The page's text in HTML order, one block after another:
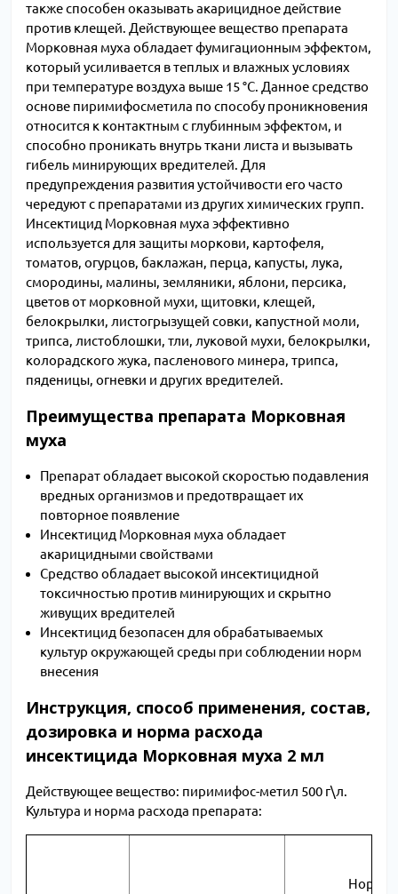
также способен оказывать акарицидное действие
против клещей. Действующее вещество препарата
Морковная муха обладает фумигационным эффектом,
который усиливается в теплых и влажных условиях
при температуре воздуха выше 15 °С. Данное средство
основе пиримифосметила по способу проникновения
относится к контактным с глубинным эффектом, и
способно проникать внутрь ткани листа и вызывать
гибель минирующих вредителей. Для
предупреждения развития устойчивости его часто
чередуют с препаратами из других химических групп.
Инсектицид Морковная муха эффективно
используется для защиты моркови, картофеля,
томатов, огурцов, баклажан, перца, капусты, лука,
смородины, малины, земляники, яблони, персика,
цветов от морковной мухи, щитовки, клещей,
белокрылки, листогрызущей совки, капустной моли,
трипса, листоблошки, тли, луковой мухи, белокрылки,
колорадского жука, пасленового минера, трипса,
пяденицы, огневки и других вредителей.
Преимущества препарата Морковная
муха
Препарат обладает высокой скоростью подавления
вредных организмов и предотвращает их
повторное появление
Инсектицид Морковная муха обладает
акарицидными свойствами
Средство обладает высокой инсектицидной
токсичностью против минирующих и скрытно
живущих вредителей
Инсектицид безопасен для обрабатываемых
культур окружающей среды при соблюдении норм
внесения
Инструкция, способ применения, состав,
дозировка и норма расхода
инсектицида Морковная муха 2 мл
Действующее вещество: пиримифос-метил 500 г\л.
Культура и норма расхода препарата:
Норма